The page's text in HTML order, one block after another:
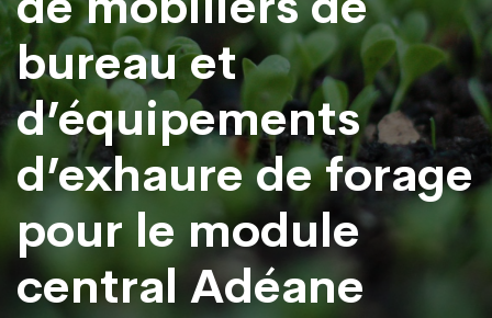
bureau et
d’équipements
d’exhaure de forage
pour le module
central Adéane